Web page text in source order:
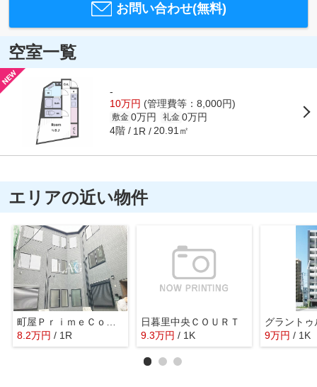
お問い合わせ(無料)
空室一覧
-
10万円 (管理費等：8,000円)
敷金 0万円 礼金 0万円
4階 1R 20.91㎡
エリアの近い物件
8.2万円 / 1R
日暮里中央ＣＯＵＲＴ
9.3万円 / 1K
グラント
9万円 / 1K